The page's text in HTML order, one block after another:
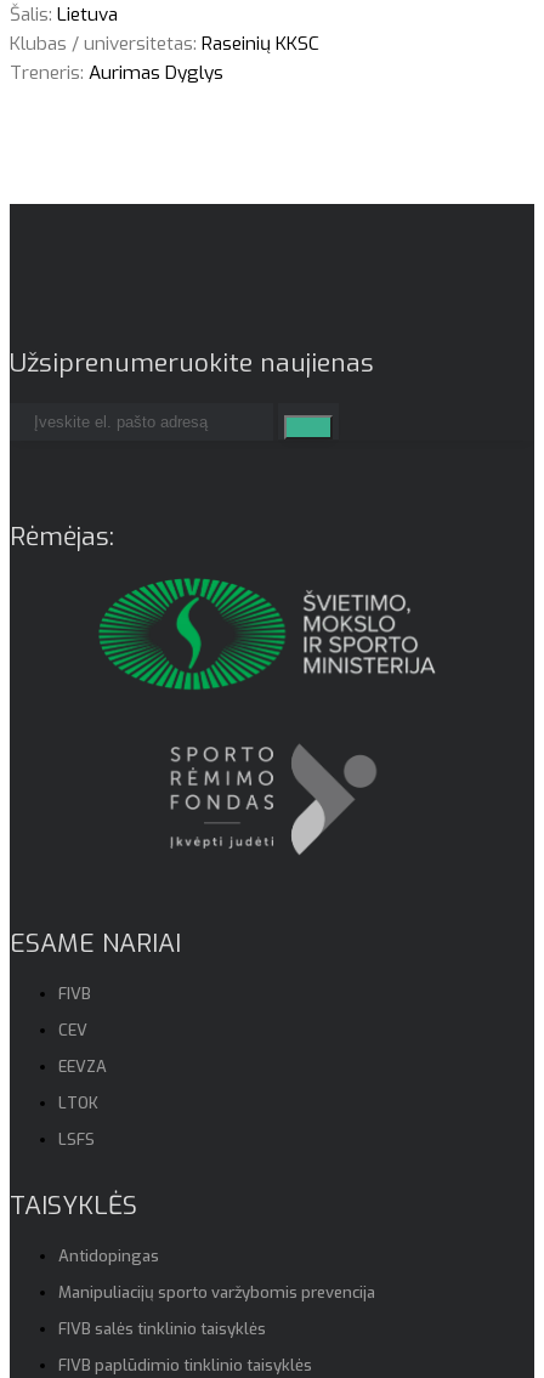
Šalis: Lietuva
Klubas / universitetas: Raseinių KKSC
Treneris: Aurimas Dyglys
Užsiprenumeruokite naujienas
Rėmėjas:
ESAME NARIAI
FIVB
CEV
EEVZA
LTOK
LSFS
TAISYKLĖS
Antidopingas
Manipuliacijų sporto varžybomis prevencija
FIVB salės tinklinio taisyklės
FIVB paplūdimio tinklinio taisyklės